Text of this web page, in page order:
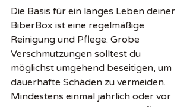
Die Basis für ein langes Leben deiner
BiberBox ist eine regelmäßige
Reinigung und Pflege. Grobe
Verschmutzungen solltest du
möglichst umgehend beseitigen, um
dauerhafte Schäden zu vermeiden.
Mindestens einmal jährlich oder vor